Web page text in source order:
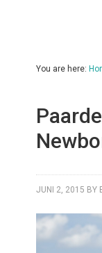
You are here:
JUNI 2, 2015 BY